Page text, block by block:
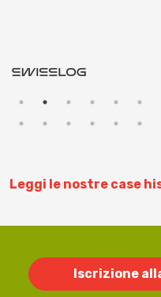
Leggi le nostre case
Iscrizione